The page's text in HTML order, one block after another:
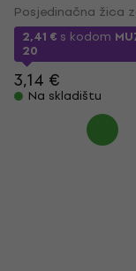
Posjedinačna žica
2,41 € s kodom
20
3,14 €
Na skladištu
1